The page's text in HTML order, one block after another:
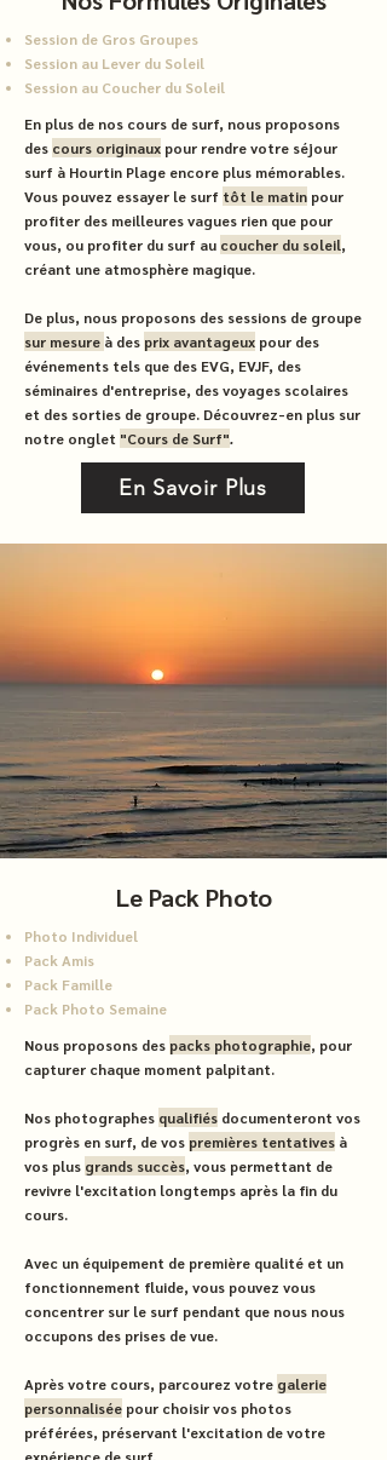
Session de Gros Groupes
Session au Lever du Soleil
Session au Coucher du Soleil
En plus de nos cours de surf, nous proposons
des cours originaux pour rendre votre séjour
surf à Hourtin Plage encore plus mémorables.
Vous pouvez essayer le surf tôt le matin pour
profiter des meilleures vagues rien que pour
vous, ou profiter du surf au coucher du soleil,
créant une atmosphère magique.
De plus, nous proposons des sessions de groupe
sur mesure à des prix avantageux pour des
événements tels que des EVG, EVJF, des
séminaires d'entreprise, des voyages scolaires
et des sorties de groupe. Découvrez-en plus sur
notre onglet "Cours de Surf".
En Savoir Plus
Le Pack Photo
Photo Individuel
Pack Amis
Pack Famille
Pack Photo Semaine
Nous proposons des packs photographie, pour
capturer chaque moment palpitant.
Nos photographes qualifiés documenteront vos
progrès en surf, de vos premières tentatives à
vos plus grands succès, vous permettant de
revivre l'excitation longtemps après la fin du
cours.
Avec un équipement de première qualité et un
fonctionnement fluide, vous pouvez vous
concentrer sur le surf pendant que nous nous
occupons des prises de vue.
Après votre cours, parcourez votre galerie
personnalisée pour choisir vos photos
préférées, préservant l'excitation de votre